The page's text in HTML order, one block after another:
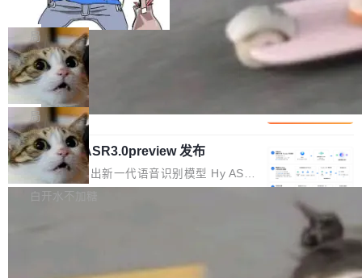
x / Windows / Harmony PC。 # macOS / Linu
x / Harmony PC curl -fsSL https://solon.noea
r.org/solon...
文窗口。随着项目规模的持续扩张与代码历史的
不断累积，代码仓中的模块关系、接口契约、业
务逻辑等关键信息往往分散于数十乃至数百个文
件之中，形成高度复杂的知识关联网络。传统的
代码检索手段（如关键词匹配、目录遍历）仅能
在语法层面完成文本定位，难以触及代码的语义
内涵与结构关联，导致开发者使用代码智能体在
理解大规模代码仓时面临显著"代码仓理解"瓶
颈。 代码仓深度理解服务（以下简称" CodeBas
e深度理解服务"）是华为云码道（CodeA...
师删光 89TB 数据只为干私活
最高人民检察院8月4日公布了一起案件：北京一
名90后算法工程师王某，为了给自己接的私活腾
服务器空间，删光了公司AI游戏部门的全部核心
数据。 王某2024年1月入职东城区某科技公司AI
短剧部门，有互联网大厂背景。在公司内部架构
调整期间，部门三次通知全员将数据从A集群迁
移到B集群，王某都回复了"收到"。 他没有迁移
数据。2024年9月3日下午4点，他使用此前登录
的账号密码进入A集群，输入了一条被程序员圈
称为"删库跑路"的命令——最高管理员权限、无
局
Cloudflare 分享推理优化实践：KV ca
che 量化 + 权重压缩，吞吐量提升 4
1%，成本降 30%
Kimi 和 GLM 是当前最强的大模型系列之一，但
它们有一个共同的问题：太吃显存了。月之暗面
的 Kimi K 系列和智谱的 GLM 都是长上下文、M
oE 架构的大模型，好用到让人上瘾，但 GPU 显
存永远不够用。 Cloudflare 的 Workers AI 团队
一直在跑这些模型的推理。他们在官方博客上发
整性保护。效果是：吞吐量提升 41%，每 token
局
腾讯混元 Hy ASR3.0preview 发布
腾讯混元正式推出新一代语音识别模型 Hy ASR
3.0preview。基于最新一代大语言模型 Hy3 的
让语音识别不再只是听清，而是真正听懂。通过
白开水不加糖